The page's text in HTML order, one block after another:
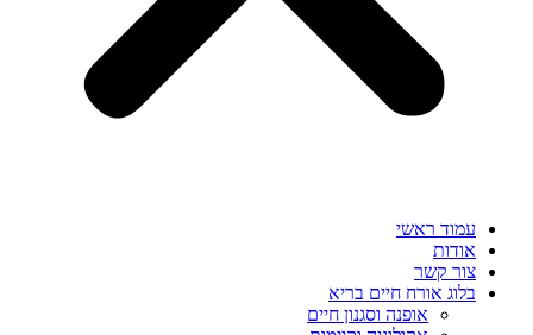
עמוד ראשי
אודות
צור קשר
בלוג אורח חיים בריא
אופנה וסגנון חיים